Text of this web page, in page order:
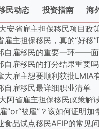
民动态 投资指南 海
安省雇主担保移民项目政
主担保移民，真的“好移”
雇主想要顺利获批LMIA
雇移民最详细职业清单
阿省雇主担保移民政策解
品试点移民AFIP的常见问